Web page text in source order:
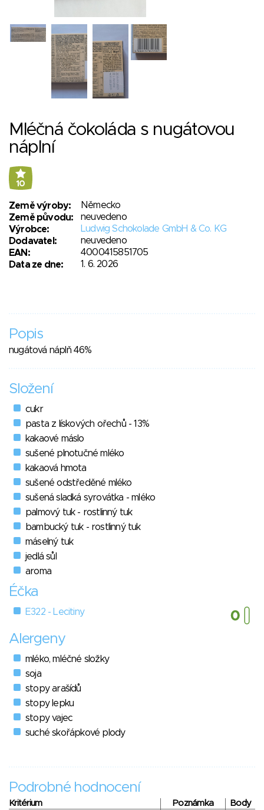
Mléčná čokoláda s nugátovou
náplní
10
Země výroby:
Německo
Země původu:
neuvedeno
Výrobce:
Ludwig Schokolade GmbH & Co. KG
Dodavatel:
neuvedeno
EAN:
4000415851705
Data ze dne:
1. 6. 2026
Popis
nugátová náplň 46%
Složení
cukr
pasta z lískových ořechů - 13%
kakaové máslo
sušené plnotučné mléko
kakaová hmota
sušené odstředěné mléko
sušená sladká syrovátka - mléko
palmový tuk - rostlinný tuk
bambucký tuk - rostlinný tuk
máselný tuk
jedlá sůl
aroma
Éčka
E322 - Lecitiny
Alergeny
mléko, mléčné složky
soja
stopy arašídů
stopy lepku
stopy vajec
suché skořápkové plody
Podrobné hodnocení
Kritérium Poznámka
Body